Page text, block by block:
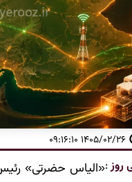
۱۴۰۵/۰۲/۲۶ ۰۹:۱۶:۱۰
روز: